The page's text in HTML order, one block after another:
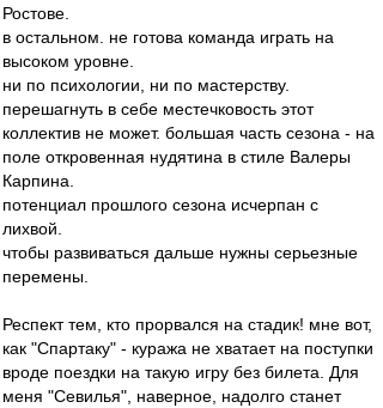
Ростове.
в остальном. не готова команда играть на
высоком уровне.
ни по психологии, ни по мастерству.
перешагнуть в себе местечковость этот
коллектив не может. большая часть сезона - на
поле откровенная нудятина в стиле Валеры
Карпина.
потенциал прошлого сезона исчерпан с
лихвой.
чтобы развиваться дальше нужны серьезные
перемены.
Респект тем, кто прорвался на стадик! мне вот,
как "Спартаку" - куража не хватает на поступки
вроде поездки на такую игру без билета. Для
меня "Севилья", наверное, надолго станет